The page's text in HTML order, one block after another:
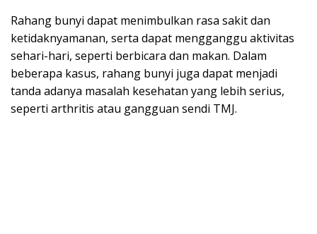
Rahang bunyi dapat menimbulkan rasa sakit dan
ketidaknyamanan, serta dapat mengganggu aktivitas
sehari-hari, seperti berbicara dan makan. Dalam
beberapa kasus, rahang bunyi juga dapat menjadi
tanda adanya masalah kesehatan yang lebih serius,
seperti arthritis atau gangguan sendi TMJ.